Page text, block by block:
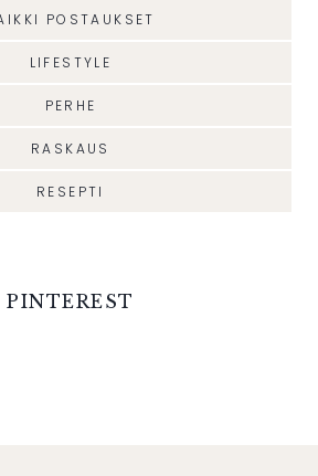
POSTAUKSET
LIFESTYLE
PERHE
RASKAUS
RESEPTI
PINTEREST